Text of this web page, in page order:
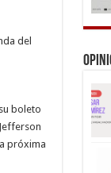
del
boleto
próxima